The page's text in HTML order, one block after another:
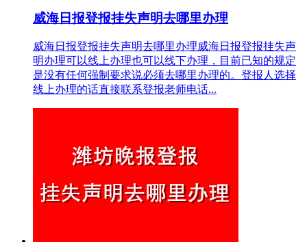
威海日报登报挂失声明去哪里办理
威海日报登报挂失声明去哪里办理威海日报登报挂失声
明办理可以线上办理也可以线下办理，目前已知的规定
是没有任何强制要求说必须去哪里办理的。登报人选择
线上办理的话直接联系登报老师电话...